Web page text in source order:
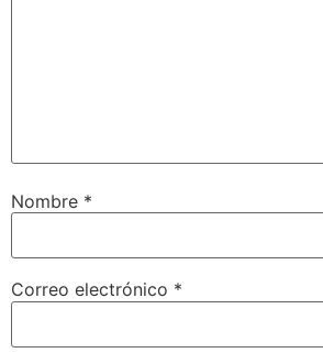
Nombre *
Correo electrónico *